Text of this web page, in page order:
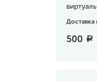
Доставка
500 a